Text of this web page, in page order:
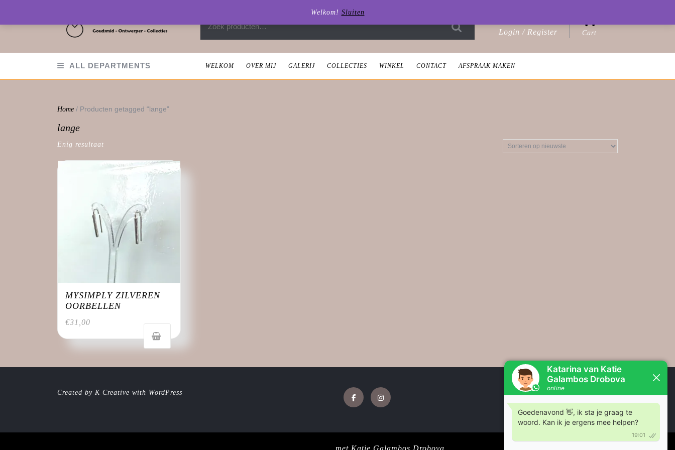
content
Login / Register
/
Cart
cart
ALL DEPARTMENTS WELKOM OVER MIJ GALERIJ COLLECTIES WINKEL CONTACT AFSPRAAK MAKEN
Home / Producten getagged “lange”
lange
Enig resultaat
MYSIMPLY ZILVEREN
OORBELLEN
€31,00
Created by K Creative with WordPress Facebook
met Katie Galambos Drobova
Welkom! Sluiten